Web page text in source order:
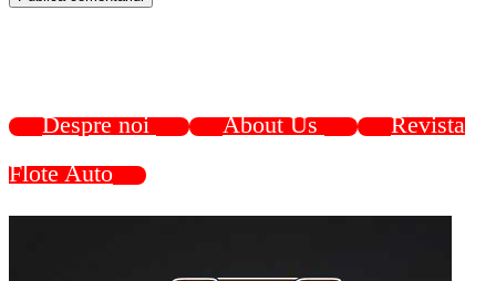
Despre noi About Us
Revista
Flote Auto